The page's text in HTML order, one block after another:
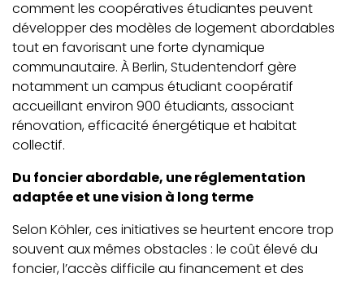
comment les coopératives étudiantes peuvent
développer des modèles de logement abordables
tout en favorisant une forte dynamique
communautaire. À Berlin, Studentendorf gère
notamment un campus étudiant coopératif
accueillant environ 900 étudiants, associant
rénovation, efficacité énergétique et habitat
collectif.
Du foncier abordable, une réglementation
adaptée et une vision à long terme
Selon Köhler, ces initiatives se heurtent encore trop
souvent aux mêmes obstacles : le coût élevé du
foncier, l’accès difficile au financement et des